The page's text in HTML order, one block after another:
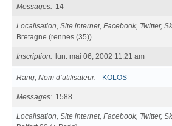
Messages 14
Localisation, Site internet, Facebook, Twitter,
Bretagne (rennes (35))
Inscription lun. mai 06, 2002 11:21 am
Rang, Nom d’utilisateur KOLOS
Messages 1588
Localisation, Site internet, Facebook, Twitter,